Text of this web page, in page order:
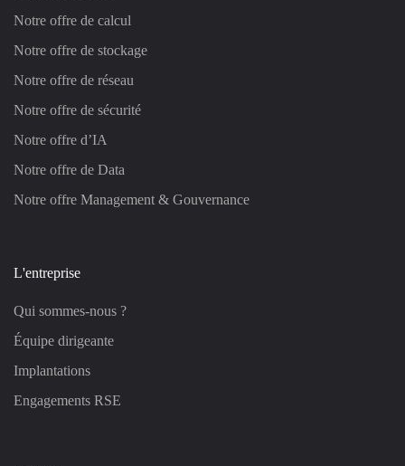
Notre offre de calcul
Notre offre de stockage
Notre offre de réseau
Notre offre de sécurité
Notre offre d’IA
Notre offre de Data
Notre offre Management & Gouvernance
L'entreprise
Qui sommes-nous ?
Équipe dirigeante
Implantations
Engagements RSE